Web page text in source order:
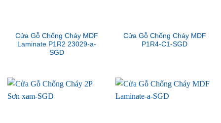
Cửa Gỗ Chống Cháy MDF
Laminate P1R2 23029-a-
SGD
Cửa Gỗ Chống Cháy MDF
P1R4-C1-SGD